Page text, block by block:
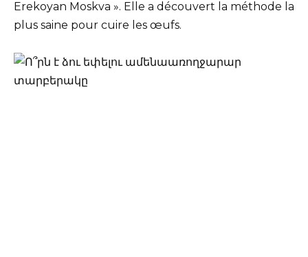
Erekoyan Moskva ». Elle a découvert la méthode la
plus saine pour cuire les œufs.